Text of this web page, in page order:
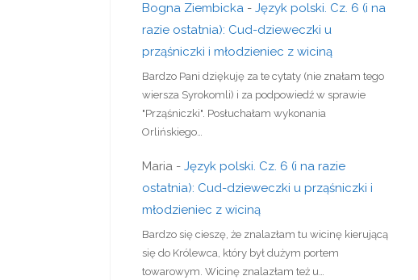
Bogna Ziembicka - Język polski. Cz. 6 (i na
razie ostatnia): Cud-dzieweczki u
prząśniczki i młodzieniec z wiciną
Bardzo Pani dziękuję za te cytaty (nie znałam tego
wiersza Syrokomli) i za podpowiedź w sprawie
"Prząśniczki". Posłuchałam wykonania
Orlińskiego…
Maria - Język polski. Cz. 6 (i na razie
ostatnia): Cud-dzieweczki u prząśniczki i
młodzieniec z wiciną
Bardzo się cieszę, że znalazłam tu wicinę kierującą
się do Królewca, który był dużym portem
towarowym. Wicinę znalazłam też u…